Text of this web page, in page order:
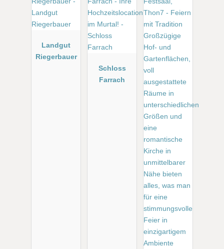
Landgut
Riegerbauer
Schloss
Farrach